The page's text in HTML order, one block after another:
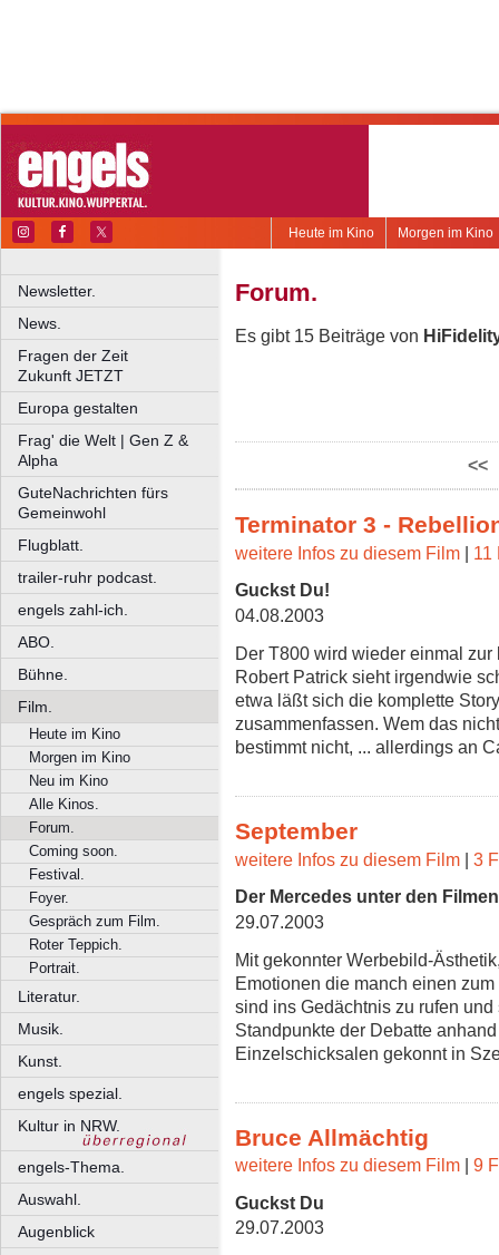
Morgen im Kino
Heute im Kino
Newsletter.
News.
Fragen der Zeit
Zukunft JETZT
Europa gestalten
Frag' die Welt | Gen Z &
Alpha
GuteNachrichten fürs
Gemeinwohl
Flugblatt.
trailer-ruhr podcast.
engels zahl-ich.
ABO.
Bühne.
Film.
Heute im Kino
Morgen im Kino
Neu im Kino
Alle Kinos.
Forum.
Coming soon.
Festival.
Foyer.
Gespräch zum Film.
Roter Teppich.
Portrait.
Literatur.
Musik.
Kunst.
engels spezial.
Kultur in NRW.
engels-Thema.
Auswahl.
Augenblick
Forum.
Es gibt 15 Beiträge von
<<
Terminator 3 -
weitere Infos zu diesem Film | 11
Guckst Du!
04.08.2003
Der T800 wird wieder einmal
Robert Patrick sieht irgendwie
etwa läßt sich die komplette
zusammenfassen. Wem das
bestimmt nicht, ... allerdings an
September
weitere Infos zu diesem Film | 3
Der Mercedes unter den
29.07.2003
Mit gekonnter Werbebild-
Emotionen die manch einen
sind ins Gedächtnis zu rufen
Standpunkte der Debatte
Einzelschicksalen gekonnt in
Bruce Allmächtig
weitere Infos zu diesem Film
9
Guckst Du
29.07.2003